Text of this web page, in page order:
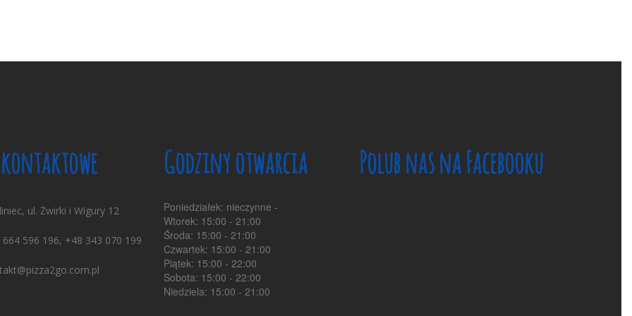
ul. Żwirki i Wigury 12
664 596 196, +48 343 070 199
Godziny otwarcia
Poniedziałek: nieczynne -
Wtorek: 15:00 - 21:00
Środa: 15:00 - 21:00
Czwartek: 15:00 - 21:00
Piątek: 15:00 - 22:00
Sobota: 15:00 - 22:00
Niedziela: 15:00 - 21:00
Polub nas na Facebooku